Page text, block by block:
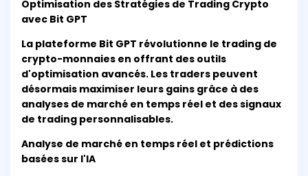
Optimisation des Stratégies de Trading Crypto
avec Bit GPT
La plateforme Bit GPT révolutionne le trading de
crypto-monnaies en offrant des outils
d'optimisation avancés. Les traders peuvent
désormais maximiser leurs gains grâce à des
analyses de marché en temps réel et des signaux
de trading personnalisables.
Analyse de marché en temps réel et prédictions
basées sur l'IA